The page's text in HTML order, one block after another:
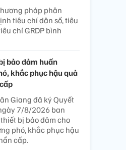
pháp phân
tiêu chí dân số, tiêu
chí GRDP bình
bảo đảm huấn
khắc phục hậu quả
Giang đã ký Quyết
7/8/2026 ban
bị bảo đảm cho
phó, khắc phục hậu
cấp.